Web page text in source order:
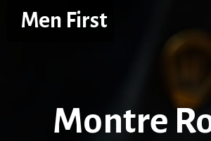
Men First
Montre